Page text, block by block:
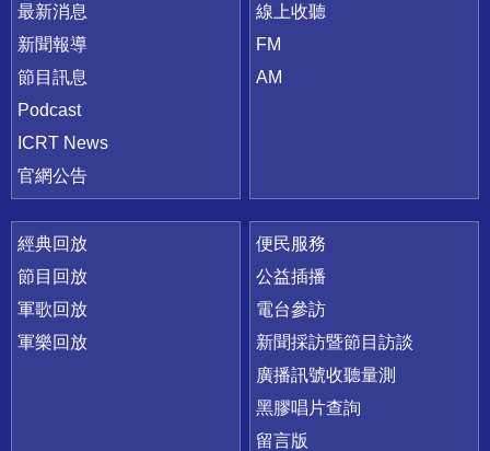
最新消息
新聞報導
節目訊息
Podcast
ICRT News
官網公告
線上收聽
FM
AM
經典回放
節目回放
軍歌回放
軍樂回放
便民服務
公益插播
電台參訪
新聞採訪暨節目訪談
廣播訊號收聽量測
黑膠唱片查詢
留言版